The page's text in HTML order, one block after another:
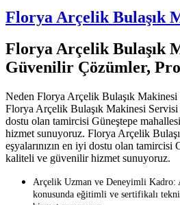
Florya Arçelik Bulaşık
Florya Arçelik Bulaşık
Güvenilir Çözümler,
Neden Florya Arçelik Bulaşık
Florya Arçelik Bulaşık Makinesi Servisi
dostu olan tamircisi Güneştepe
hizmet sunuyoruz. Florya Arçelik
eşyalarınızın en iyi dostu olan tamircisi
kaliteli ve güvenilir hizmet sunuyoruz.
Arçelik Uzman ve Deneyimli Kadro:
konusunda eğitimli ve sertifikalı